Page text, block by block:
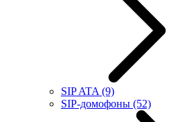
SIP ATA (9)
SIP-домофоны (52)